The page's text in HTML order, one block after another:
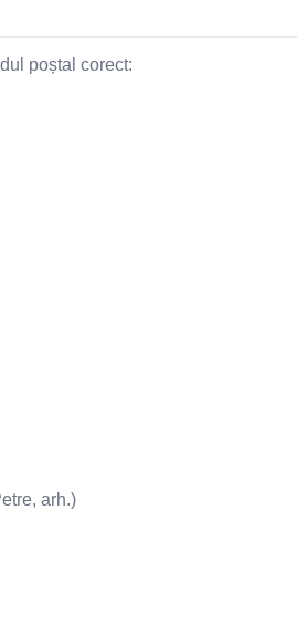
poștal corect:
arh.)